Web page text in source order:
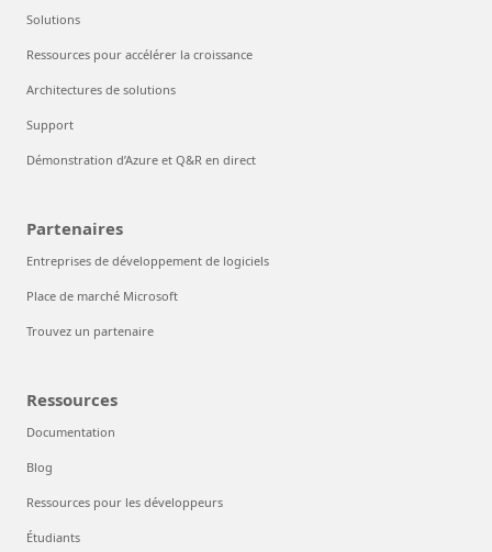
Solutions
Ressources pour accélérer la croissance
Architectures de solutions
Support
Démonstration d’Azure et Q&R en direct
Partenaires
Entreprises de développement de logiciels
Place de marché Microsoft
Trouvez un partenaire
Ressources
Documentation
Blog
Ressources pour les développeurs
Étudiants